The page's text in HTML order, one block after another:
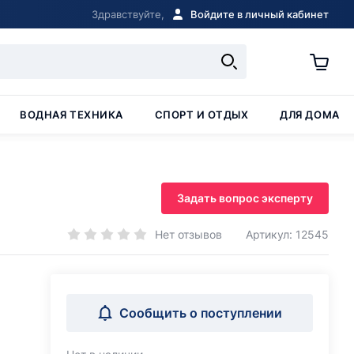
Здравствуйте, Войдите в личный кабинет
ВОДНАЯ ТЕХНИКА СПОРТ И ОТДЫХ ДЛЯ ДОМА
Задать вопрос эксперту
Нет отзывов Артикул: 12545
Сообщить о поступлении